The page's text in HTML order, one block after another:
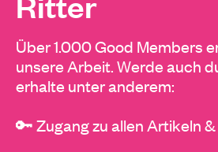
Über 1.000 Good Members
unsere Arbeit. Werde auch
erhalte unter anderem:
🔑 Zugang zu allen Artikeln